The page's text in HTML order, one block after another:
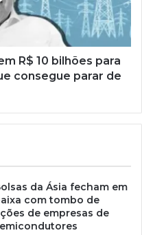
R$ 10 bilhões para
consegue parar de
da Ásia fecham em
com tombo de
de empresas de